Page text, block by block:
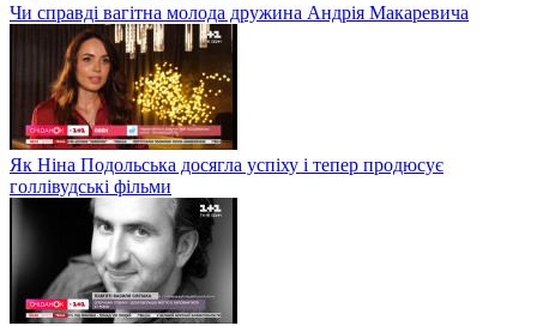
Чи справді вагітна молода дружина Андрія Макаревича
Як Ніна Подольська досягла успіху і тепер продюсує
голлівудські фільми